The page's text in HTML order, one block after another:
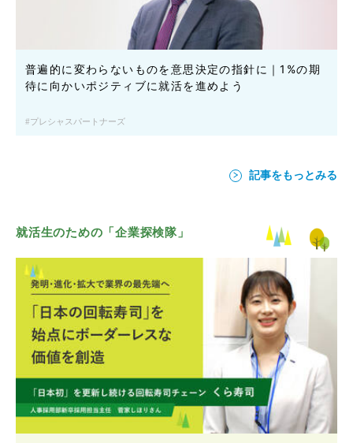
普遍的に変わらないものを意思決定の指針に｜1%の期
待に向かいポジティブに就活を進めよう
プレシャスパートナーズ
記事をもっとみる
就活生のための「企業探検隊」